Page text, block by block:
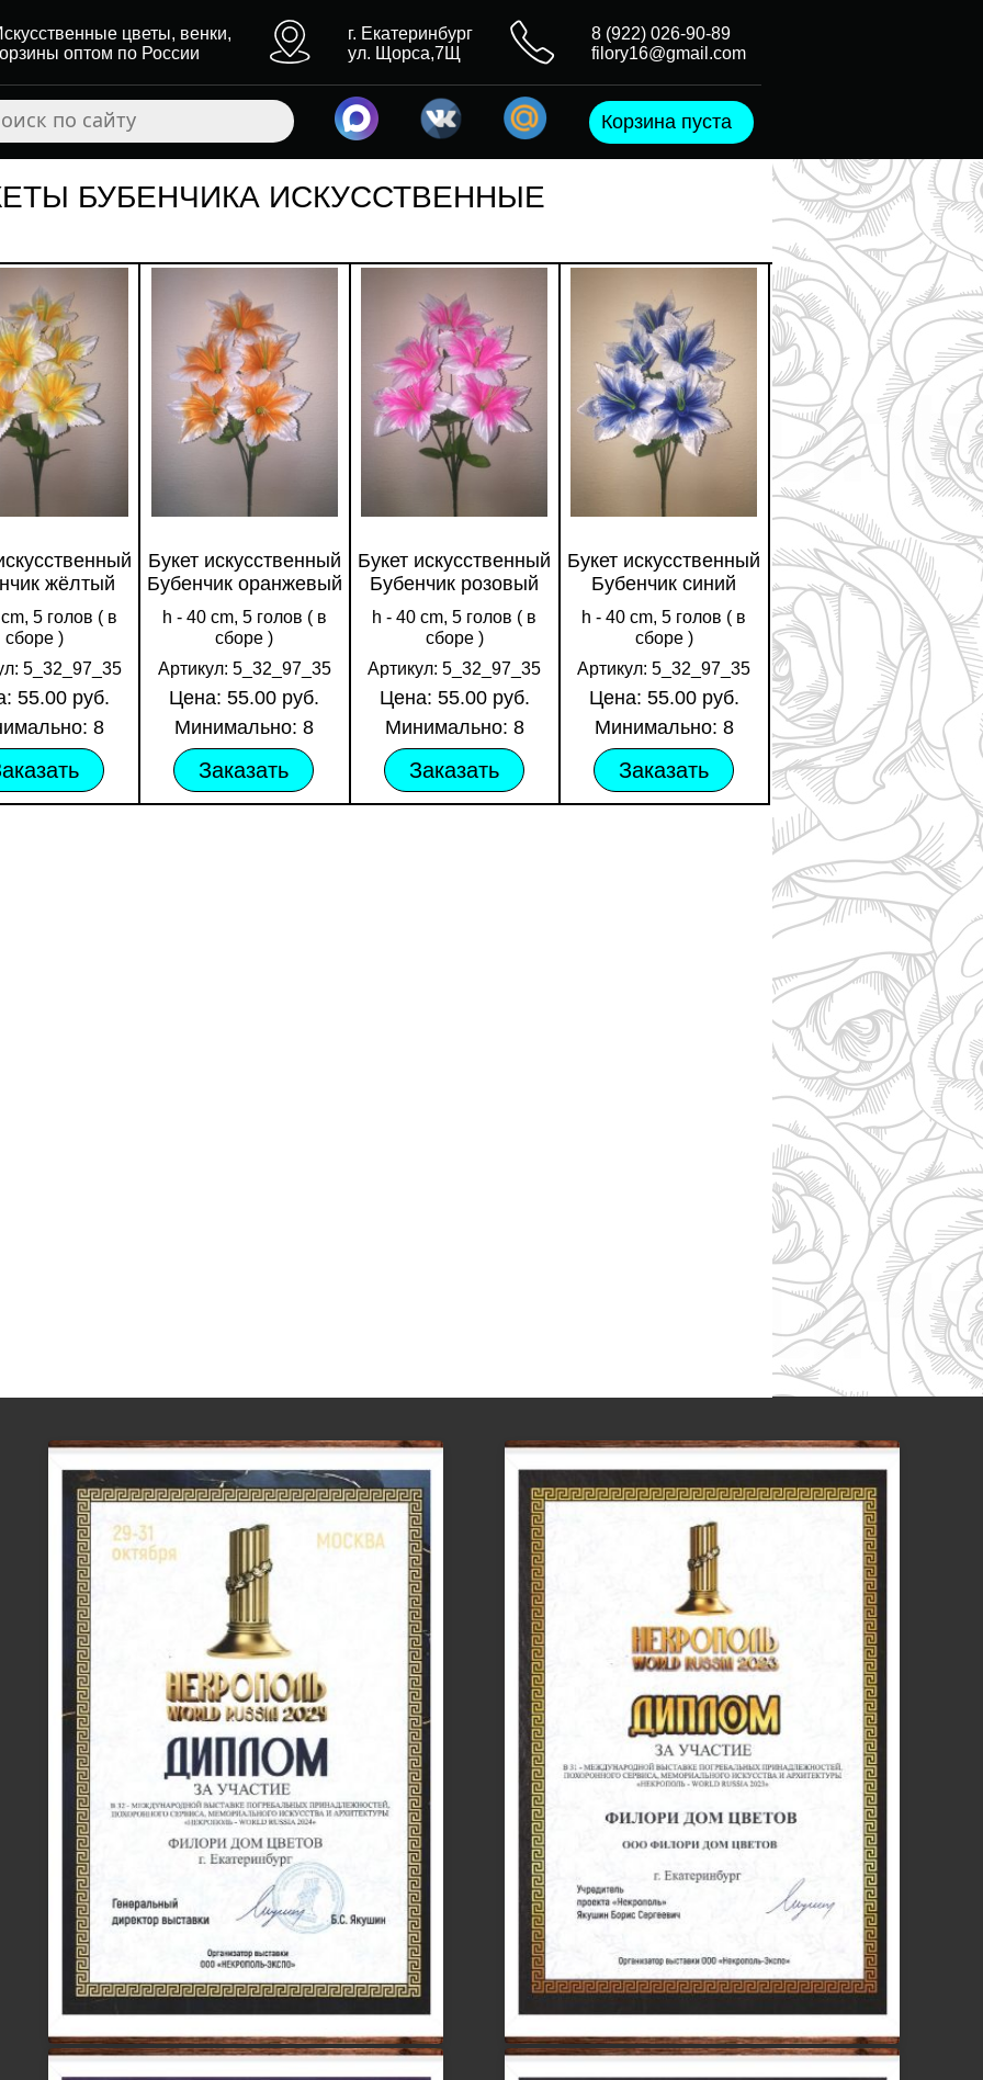
цветы, венки,
оптом по России
г. Екатеринбург
ул. Щорса,7Щ
8 (922) 026-90-89
filory16@gmail.com
Корзина пуста
БУБЕНЧИКА ИСКУССТВЕННЫЕ
жёлтый
5 голов ( в
сборе )
5_32_97_35
55.00 руб.
8
Букет искусственный
Бубенчик оранжевый
h - 40 cm, 5 голов ( в
сборе )
Артикул: 5_32_97_35
Цена: 55.00 руб.
Минимально: 8
Заказать
Букет искусственный
Бубенчик розовый
h - 40 cm, 5 голов ( в
сборе )
Артикул: 5_32_97_35
Цена: 55.00 руб.
Минимально: 8
Заказать
Букет искусственный
Бубенчик синий
h - 40 cm, 5 голов ( в
сборе )
Артикул: 5_32_97_35
Цена: 55.00 руб.
Минимально: 8
Заказать